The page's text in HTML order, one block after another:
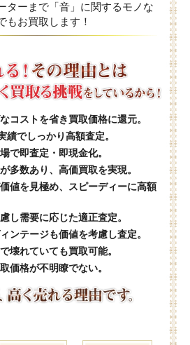
ターまで「音」に関するモノな
もお買取します！
コストを省き買取価格に還元。
績でしっかり高額査定。
で即査定・即現金化。
多数あり、高価買取を実現。
値を見極め、スピーディーに高額
し需要に応じた適正査定。
ンテージも価値を考慮し査定。
壊れていても買取可能。
価格が不明瞭でない。